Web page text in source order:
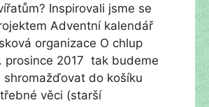
Inspirovali jsme se
Adventní kalendář
organizace O chlup
prosince 2017 tak budeme
shromažďovat do košíku
věci (starší